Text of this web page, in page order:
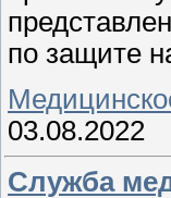
по защите
03.08.2022
Служба